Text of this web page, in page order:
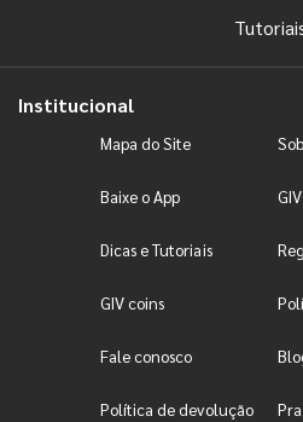
Institucional
Mapa do Site
Baixe o App
Dicas e Tutoriais
GIV coins
Fale conosco
Política de devolução